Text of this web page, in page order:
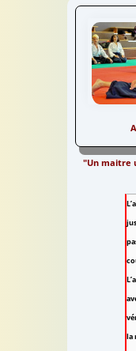
Alain
"Un maitre
la